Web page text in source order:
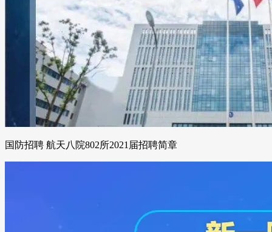
国防招聘 航天八院802所2021届招聘简章